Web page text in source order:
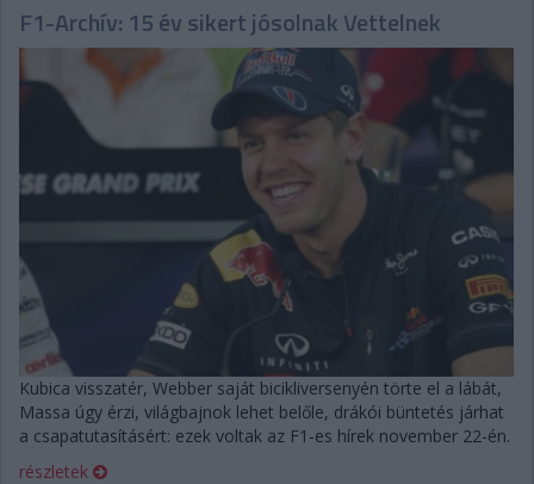
F1-Archív: 15 év sikert jósolnak Vettelnek
Kubica visszatér, Webber saját bicikliversenyén törte el a lábát,
Massa úgy érzi, világbajnok lehet belőle, drákói büntetés járhat
a csapatutasításért: ezek voltak az F1-es hírek november 22-én.
részletek